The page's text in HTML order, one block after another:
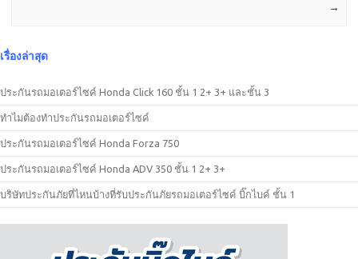
→
เรื่องล่าสุด
ประกันรถมอเตอร์ไซค์ Honda Click 160 ชั้น 1 2+ 3+ และชั้น 3
ทำไมต้องทำประกันรถมอเตอร์ไซค์
ประกันรถมอเตอร์ไซค์ Honda Forza 750
ประกันรถมอเตอร์ไซค์ Honda ADV 350 ชั้น 1 2+ 3+
บริษัทประกันภัยที่ไหนบ้างที่รับประกันภัยรถมอเตอร์ไซค์ บิ๊กไบค์ ชั้น 1